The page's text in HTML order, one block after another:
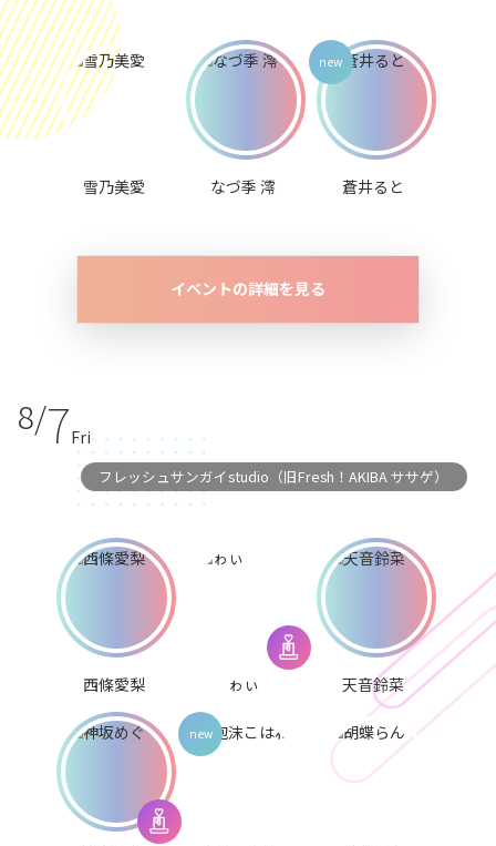
雪乃美愛 なづ季 澪 蒼井ると
イベントの詳細を見る
8/7Fri
フレッシュサンガイstudio（旧Fresh！AKIBA ササゲ）
西條愛梨 ゎぃ 天音鈴菜